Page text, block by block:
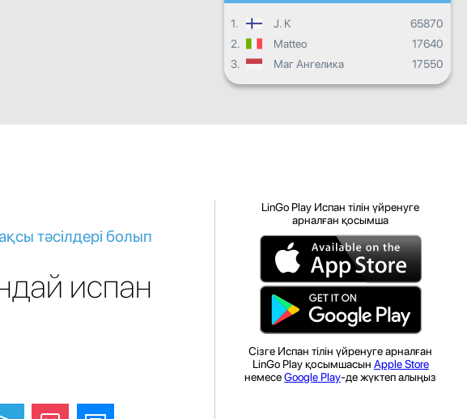
1. J. K
65870
2.
Matteo
17640
3.
Маг Ангелика 17550
тәсілдері болып
испан
LinGo Play Испан тілін үйренуге
арналған қосымша
Сізге Испан тілін үйренуге арналған
LinGo Play қосымшасын Apple Store
немесеGoogle Play-де жүктеп алыңыз